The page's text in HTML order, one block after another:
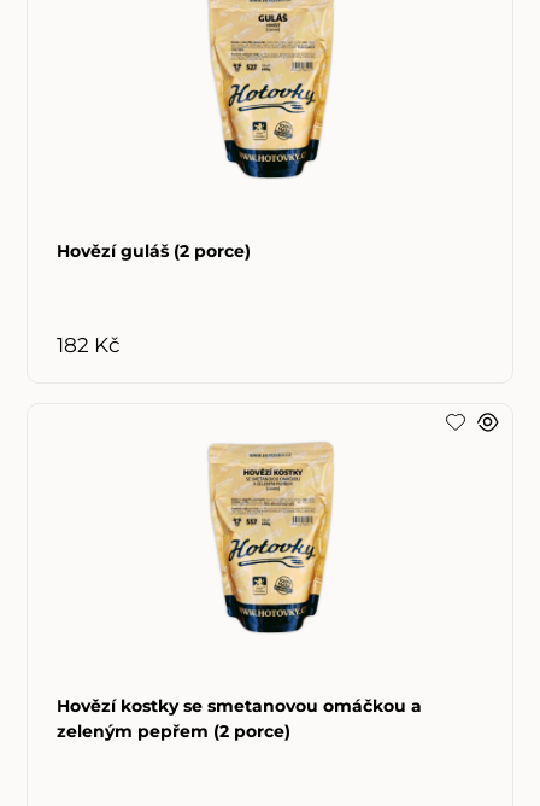
Hovězí guláš (2 porce)
182 Kč
Hovězí kostky se smetanovou omáčkou a
zeleným pepřem (2 porce)